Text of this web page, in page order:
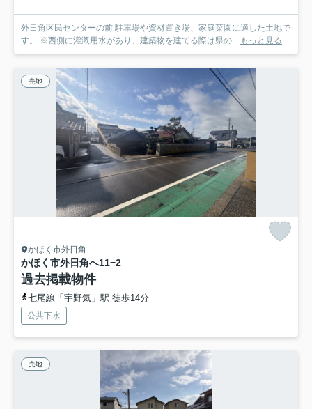
外日角区民センターの前 駐車場や資材置き場、家庭菜園に適した土地で
す。 ※西側に灌漑用水があり、建築物を建てる際は県の... もっと見る
売地
かほく市外日角
かほく市外日角へ11−2
過去掲載物件
七尾線「宇野気」駅 徒歩14分
公共下水
売地